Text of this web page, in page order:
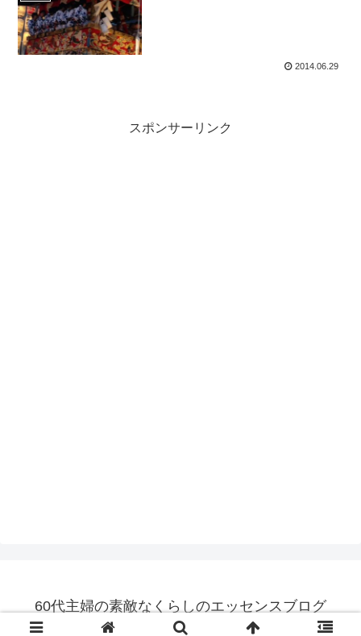
2014.06.29
スポンサーリンク
60代主婦の素敵なくらしのエッセンスブログ
© 2014 60代主婦の素敵なくらしのエッセンスブログ.